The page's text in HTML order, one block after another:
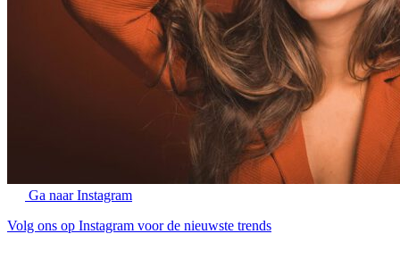
Ga naar Instagram
Volg ons op Instagram voor de nieuwste trends